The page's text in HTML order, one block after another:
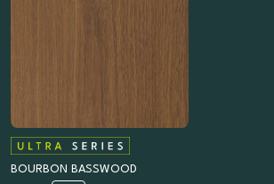
BOURBON BASSWOOD